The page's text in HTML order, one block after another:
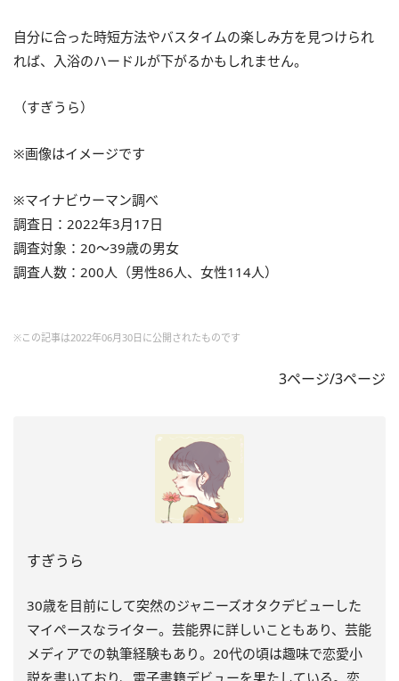
自分に合った時短方法やバスタイムの楽しみ方を見つけられ
れば、入浴のハードルが下がるかもしれません。
（すぎうら）
※画像はイメージです
※マイナビウーマン調べ
調査日：2022年3月17日
調査対象：20～39歳の男女
調査人数：200人（男性86人、女性114人）
※この記事は2022年06月30日に公開されたものです
3ページ/3ページ
すぎうら
30歳を目前にして突然のジャニーズオタクデビューした
マイペースなライター。芸能界に詳しいこともあり、芸能
メディアでの執筆経験もあり。20代の頃は趣味で恋愛小
説を書いており、電子書籍デビューを果たしている。恋